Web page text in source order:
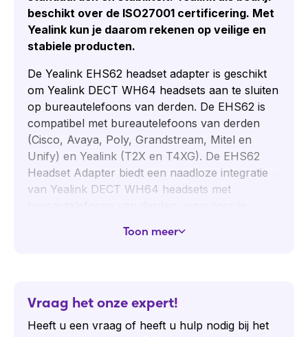
beschikt over de ISO27001 certificering. Met
Yealink kun je daarom rekenen op veilige en
stabiele producten.
De Yealink EHS62 headset adapter is geschikt
om Yealink DECT WH64 headsets aan te sluiten
op bureautelefoons van derden. De EHS62 is
compatibel met bureautelefoons van derden
(Cisco, Avaya, Poly, Grandstream, Mitel en
Unify) en Yealink (T2X en T4XG). De EHS62
Headset Adapter biedt een naadloze integratie
van Yealink DECT WH64 headsets met
headsets zonder bestaande telefoonsystemen te
Eenvoudige aansluiting via Plug-and-Play.
Compatibiliteitmet bureautelefoons van
Toon meer
Vraag het onze expert!
Heeft u een vraag of heeft u hulp nodig bij het